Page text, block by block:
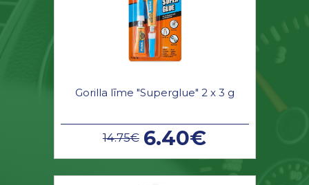
Gorilla līme "Superglue" 2 x 3 g
14.75€ 6.40€